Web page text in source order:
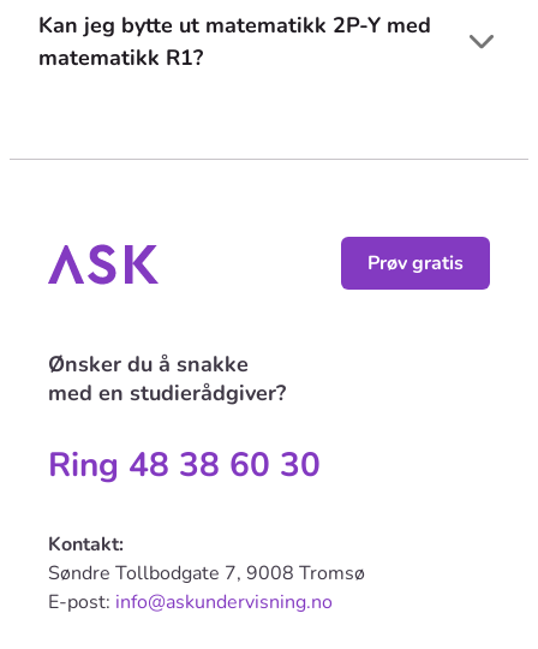
Kan jeg bytte ut matematikk 2P-Y med
matematikk R1?
Ønsker du å snakke
med en studierådgiver?
Ring 48 38 60 30
Kontakt:
Søndre Tollbodgate 7, 9008 Tromsø
E-post: info@askundervisning.no
Prøv gratis